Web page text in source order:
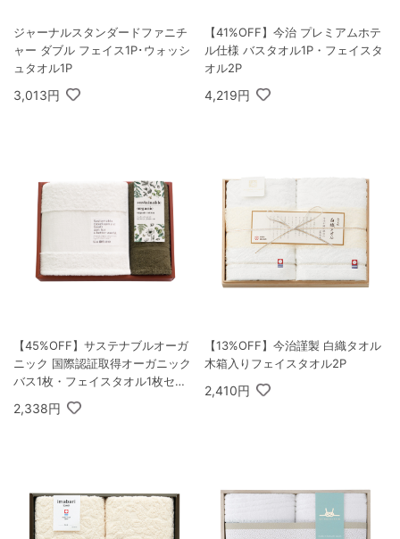
ジャーナルスタンダードファニチ
ャー ダブル フェイス1P･ウォッシ
ュタオル1P
3,013円
【41%OFF】今治 プレミアムホテ
ル仕様 バスタオル1P・フェイスタ
オル2P
4,219円
【45%OFF】サステナブルオーガ
ニック 国際認証取得オーガニック
バス1枚・フェイスタオル1枚セッ
2,338円
【13%OFF】今治謹製 白織タオル
木箱入りフェイスタオル2P
2,410円